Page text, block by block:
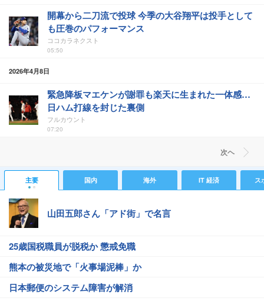
開幕から二刀流で投球 今季の大谷翔平は投手として
も圧巻のパフォーマンス
ココカラネクスト
05:50
2026年4月8日
緊急降板マエケンが謝罪も楽天に生まれた一体感…
日ハム打線を封じた裏側
フルカウント
07:20
次ヘ
主要 国内 海外 IT 経済 ス
山田五郎さん「アド街」で名言
25歳国税職員が脱税か 懲戒免職
熊本の被災地で「火事場泥棒」か
日本郵便のシステム障害が解消